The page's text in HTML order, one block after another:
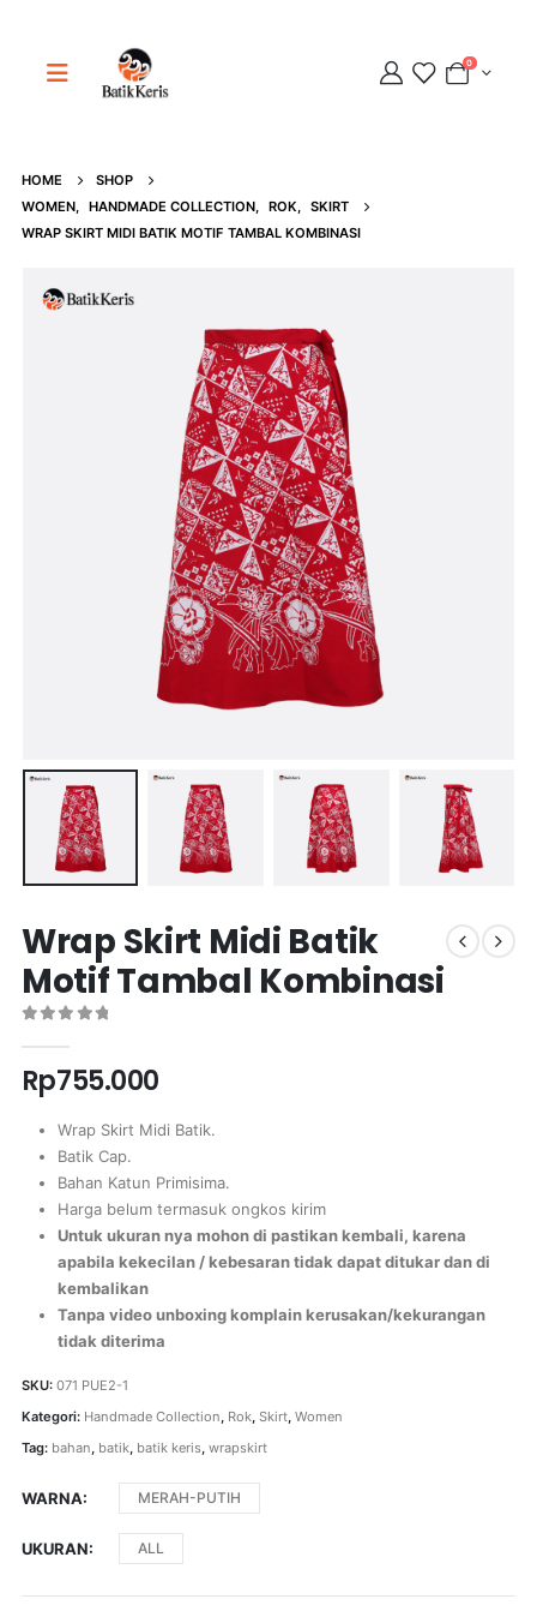
0
HOME
SHOP
WOMEN, HANDMADE COLLECTION, ROK, SKIRT
WRAP SKIRT MIDI BATIK MOTIF TAMBAL KOMBINASI
Wrap Skirt Midi Batik
Motif Tambal Kombinasi
Rp755.000
Wrap Skirt Midi Batik.
Batik Cap.
Bahan Katun Primisima.
Harga belum termasuk ongkos kirim
Untuk ukuran nya mohon di pastikan kembali, karena
apabila kekecilan / kebesaran tidak dapat ditukar dan di
kembalikan
Tanpa video unboxing komplain kerusakan/kekurangan
tidak diterima
SKU: 071 PUE2-1
Kategori: Handmade Collection, Rok, Skirt, Women
Tag: bahan batik, batik keris, wrapskirt
WARNA MERAH-PUTIH
UKURAN ALL
Adipati
Online